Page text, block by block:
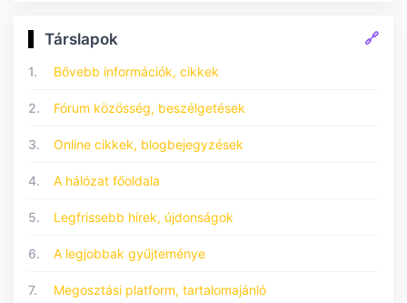
Társlapok 🔗
1. Bővebb információk, cikkek
2. Fórum közösség, beszélgetések
3. Online cikkek, blogbejegyzések
4. A hálózat főoldala
5. Legfrissebb hírek, újdonságok
6. A legjobbak gyűjteménye
7. Megosztási platform, tartalomajánló